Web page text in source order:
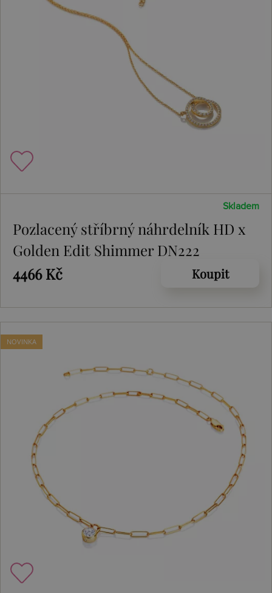
Skladem
Pozlacený stříbrný náhrdelník HD x
Golden Edit Shimmer DN222
4466 Kč
Koupit
NOVINKA